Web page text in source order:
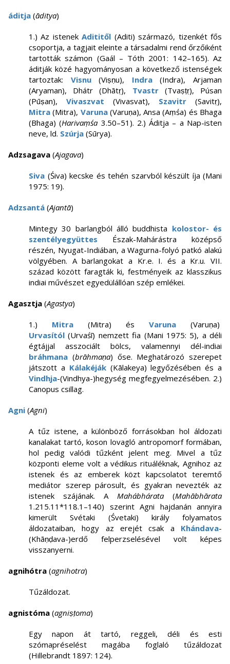
áditja (āditya)
1.) Az istenekAdititől (Aditi) származó, tizenkét fős
csoportja, a tagjait eleinte a társadalmi rend őrzőiként
tartották számon (Gaál – Tóth 2001: 142–165). Az
áditják közé hagyományosan a következő istenségek
tartoztak: Visnu(Viṣṇu), Indra(Indra), Arjaman
(Aryaman), Dhátr (Dhātṛ), Tvastr(Tvaṣṭṛ), Púsan
(Pūṣan), Vivaszvat (Vivasvat), Szavitr (Savitṛ),
Mitra (Mitra), Varuna(Varuṇa), Ansa (Aṃśa) és Bhaga
(Bhaga) (Harivaṃśa 3.50–51). 2.) Áditja – a Nap-isten
neve, ld. Szúrja (Sūrya).
Adzsagava (Ajagava)
Siva (Śiva) kecske és tehén szarvból készült íja (Mani
1975: 19).
Adzsantá (Ajantā)
Mintegy 30 barlangból álló buddhista kolostor- és
szentélyegyüttes Észak-Mahárástra középső
részén, Nyugat-Indiában, a Wagurna-folyó patkó alakú
völgyében. A barlangokat a Kr.e. I. és a Kr.u. VII.
század között faragták ki, festményeik az klasszikus
indiai művészet egyedülállóan szép emlékei.
Agasztja (Agastya)
1.) Mitra (Mitra) és Varuna (Varuṇa)
Urvasítól (Urvaśī) nemzett fia (Mani 1975: 5), a déli
égtájjal asszociált bölcs, valamennyi dél-indiai
bráhmana (brāhmaṇa) őse. Meghatározó szerepet
játszott a Kálakéják(Kālakeya) legyőzésében és a
Vindhja-(Vindhya-)hegység megfegyelmezésében. 2.)
Canopus csillag.
Agni (Agni)
A tűz istene, a különböző forrásokban hol áldozati
kanalakat tartó, koson lovagló antropomorf formában,
hol pedig valódi tűzként jelent meg. Mivel a tűz
központi eleme volt a védikus rituáléknak, Agnihoz az
istenek és az emberek közt kapcsolatot teremtő
mediátor szerep párosult, és gyakran nevezték az
istenek szájának. A Mahábhárata (Mahābhārata
1.215.11*118.1–140) szerint Agni hajdanán annyira
kimerült Svétaki (Śvetaki) király folyamatos
áldozataiban, hogy az erejét csak a Khándava-
(Khāṇḍava-)erdő felperzselésével volt képes
visszanyerni.
agnihótra (agnihotra)
Tűzáldozat.
agnistóma (agniṣṭoma)
Egy napon át tartó, reggeli, déli és esti
szómapréselést magába foglaló tűzáldozat
(Hillebrandt 1897: 124).